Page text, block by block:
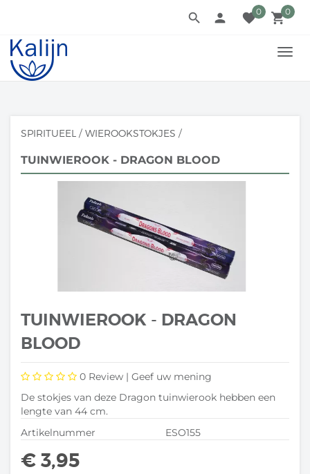
local_grocery_store0
favorite0
search person
SPIRITUEEL / WIEROOKSTOKJES /
TUINWIEROOK - DRAGON BLOOD
TUINWIEROOK - DRAGON
BLOOD
0 Review | Geef uw mening
De stokjes van deze Dragon tuinwierook hebben een
lengte van 44 cm.
Artikelnummer
ESO155
€ 3,95